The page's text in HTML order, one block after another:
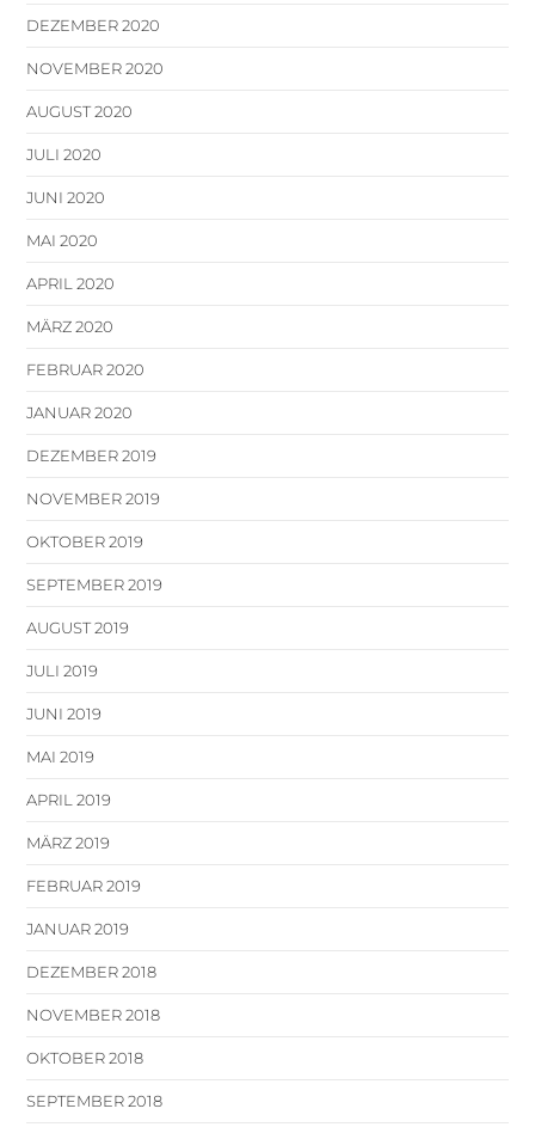
DEZEMBER 2020
NOVEMBER 2020
AUGUST 2020
JULI 2020
JUNI 2020
MAI 2020
APRIL 2020
MÄRZ 2020
FEBRUAR 2020
JANUAR 2020
DEZEMBER 2019
NOVEMBER 2019
OKTOBER 2019
SEPTEMBER 2019
AUGUST 2019
JULI 2019
JUNI 2019
MAI 2019
APRIL 2019
MÄRZ 2019
FEBRUAR 2019
JANUAR 2019
DEZEMBER 2018
NOVEMBER 2018
OKTOBER 2018
SEPTEMBER 2018